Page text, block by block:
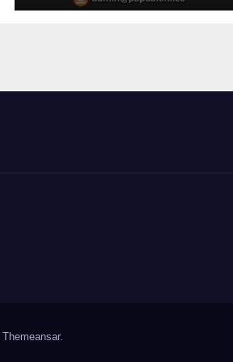
DPR RI dan
Themeansar.